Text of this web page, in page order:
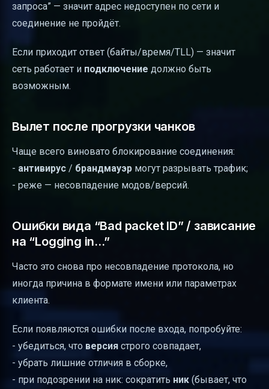
запроса” — значит адрес недоступен по сети и
соединение не пройдёт.
Если приходит ответ (байты/время/TLL) — значит
сеть работает и подключение должно быть
возможным.
Вылет после прогрузки чанков
Чаще всего виновато блокирование соединения:
- антивирус / брандмауэр могут разрывать трафик;
- реже — несовпадение модов/версий.
Ошибки вида “Bad packet ID” / зависание
на “Logging in…”
Часто это снова про несовпадение протокола, но
иногда причина в формате имени или параметрах
клиента.
Если появляются ошибки после входа, попробуйте:
- убедиться, что версия строго совпадает,
- убрать лишние отличия в сборке,
- при подозрении на ник: сократить ник (бывает, что